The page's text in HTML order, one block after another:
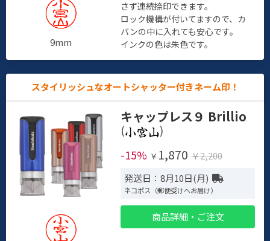
9mm
さず連続捺印できます。
ロック機構が付いてますので、カ
バンの中に入れても安心です。
インクの色は朱色です。
スタイリッシュなオートシャッター付きネーム印！
キャップレス９ Brillio
(
)
-15% ￥ 1,870 ￥2,200
発送日：8月10日(月)
ネコポス（郵便受けへお届け）
商品詳細・ご注文